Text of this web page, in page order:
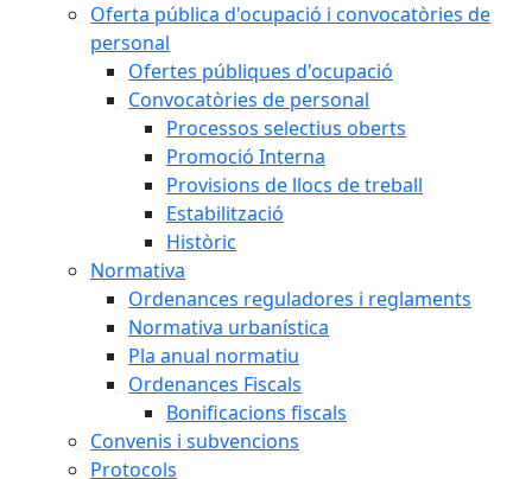
Oferta pública d'ocupació i convocatòries de
personal
Ofertes públiques d'ocupació
Convocatòries de personal
Processos selectius oberts
Promoció Interna
Provisions de llocs de treball
Estabilització
Històric
Normativa
Ordenances reguladores i reglaments
Normativa urbanística
Pla anual normatiu
Ordenances Fiscals
Bonificacions fiscals
Convenis i subvencions
Protocols